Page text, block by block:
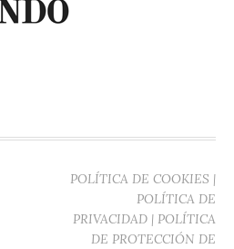
POLÍTICA DE COOKIES |
POLÍTICA DE
PRIVACIDAD | POLÍTICA
DE PROTECCIÓN DE